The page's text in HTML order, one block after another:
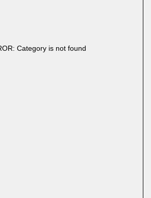
Category is not found